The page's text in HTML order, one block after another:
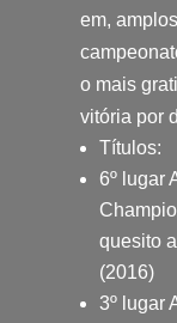
em,
o mais
vitória por
Títulos:
6º lugar
quesito
(2016)
3º lugar